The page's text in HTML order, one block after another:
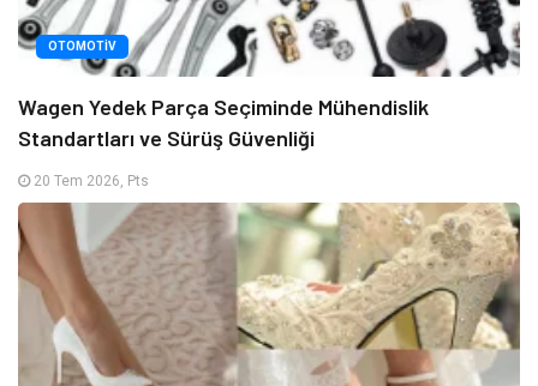
OTOMOTIV
Wagen Yedek Parça Seçiminde Mühendislik
Standartları ve Sürüş Güvenliği
20 Tem 2026, Pts